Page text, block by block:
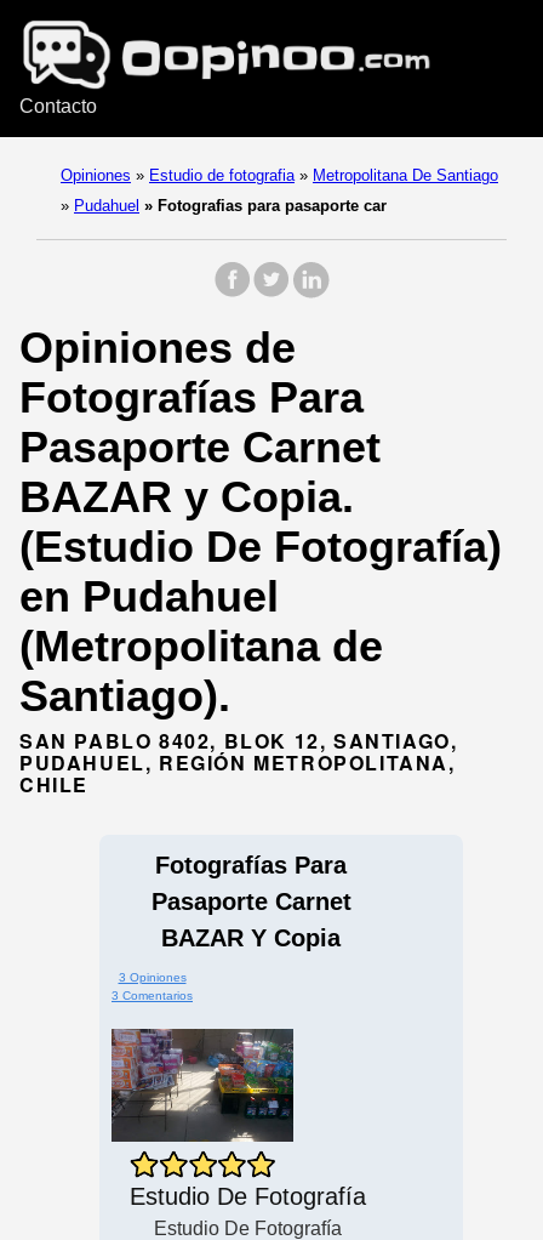
Contacto
Opiniones » Estudio de fotografia » Metropolitana De Santiago
» Pudahuel » Fotografias para pasaporte car
Opiniones de
Fotografías Para
Pasaporte Carnet
BAZAR y Copia.
(Estudio De Fotografía)
en Pudahuel
(Metropolitana de
Santiago).
SAN PABLO 8402, BLOK 12, SANTIAGO,
PUDAHUEL, REGIÓN METROPOLITANA,
CHILE
Fotografías Para
Pasaporte Carnet
BAZAR Y Copia
3 Opiniones
3 Comentarios
Estudio De Fotografía
Estudio De Fotografía